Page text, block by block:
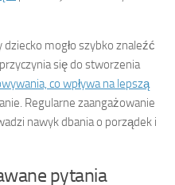
mogło szybko znaleźć
się do stworzenia
co wpływa na lepszą
Regularne zaangażowanie
nawyk dbania o porządek i
pytania